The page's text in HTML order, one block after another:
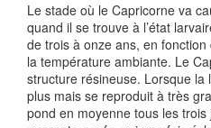
Le stade où le Capricorne va
quand il se trouve à l’état
de trois à onze ans, en
la température ambiante. Le
structure résineuse. Lorsque
plus mais se reproduit à très
pond en moyenne tous les